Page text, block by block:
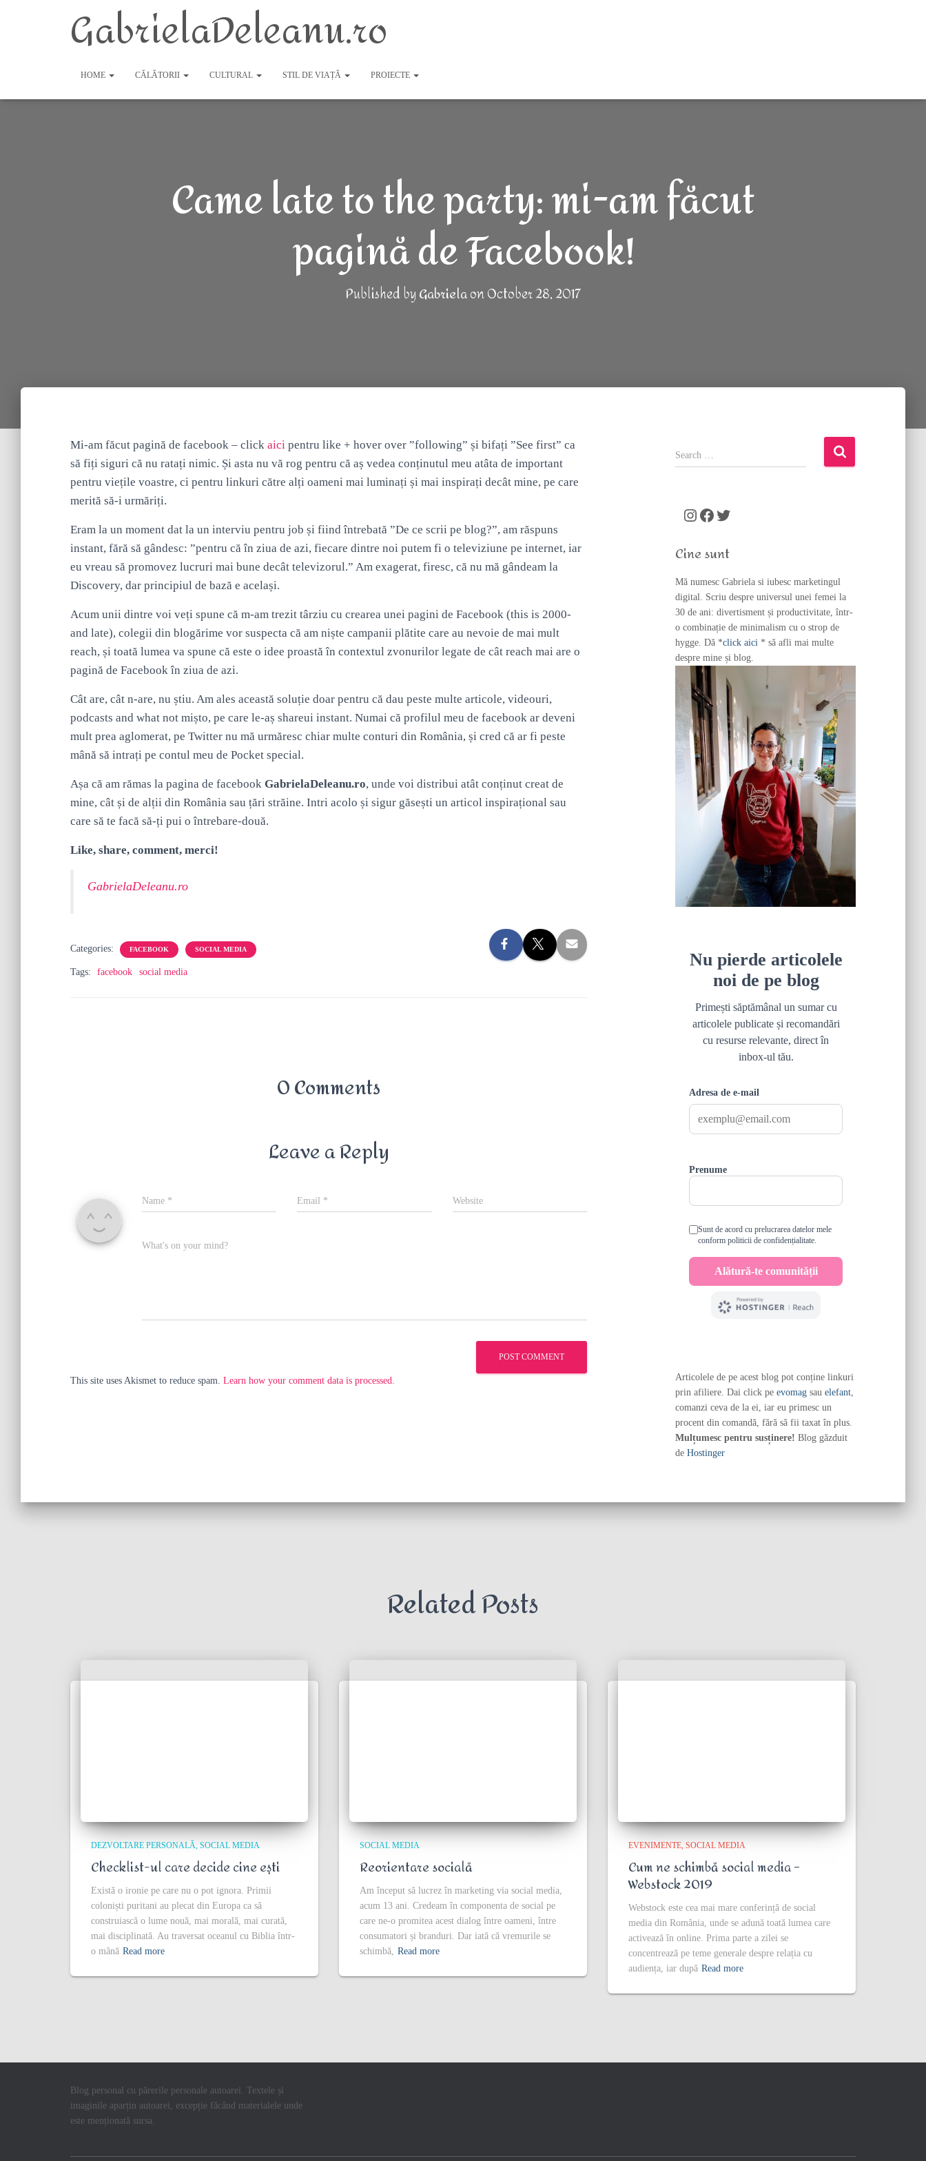
GabrielaDeleanu.ro
HOME CĂLĂTORII CULTURAL STIL DE VIAȚĂ PROIECTE
Came late to the party: mi-am făcut
pagină de Facebook!
Published byGabrielaonOctober 28, 2017
Mi-am făcut pagină de facebook – click aici pentru like + hover over ”following” și bifați ”See first” ca
să fiți siguri că nu ratați nimic. Și asta nu vă rog pentru că aș vedea conținutul meu atâta de important
pentru viețile voastre, ci pentru linkuri către alți oameni mai luminați și mai inspirați decât mine, pe care
merită să-i urmăriți.
Eram la un moment dat la un interviu pentru job și fiind întrebată ”De ce scrii pe blog?”, am răspuns
instant, fără să gândesc: ”pentru că în ziua de azi, fiecare dintre noi putem fi o televiziune pe internet, iar
eu vreau să promovez lucruri mai bune decât televizorul.” Am exagerat, firesc, că nu mă gândeam la
Discovery, dar principiul de bază e același.
Acum unii dintre voi veți spune că m-am trezit târziu cu crearea unei pagini de Facebook (this is 2000-
and late), colegii din blogărime vor suspecta că am niște campanii plătite care au nevoie de mai mult
reach, și toată lumea va spune că este o idee proastă în contextul zvonurilor legate de cât reach mai are o
pagină de Facebook în ziua de azi.
Cât are, cât n-are, nu știu. Am ales această soluție doar pentru că dau peste multe articole, videouri,
podcasts and what not mișto, pe care le-aș shareui instant. Numai că profilul meu de facebook ar deveni
mult prea aglomerat, pe Twitter nu mă urmăresc chiar multe conturi din România, și cred că ar fi peste
mână să intrați pe contul meu de Pocket special.
Așa că am rămas la pagina de facebook GabrielaDeleanu.ro, unde voi distribui atât conținut creat de
mine, cât și de alții din România sau țări străine. Intri acolo și sigur găsești un articol inspirațional sau
care să te facă să-ți pui o întrebare-două.
Like, share, comment, merci!
GabrielaDeleanu.ro
Categories: FACEBOOK SOCIAL MEDIA
Tags: facebook social media
0 Comments
Leave a Reply
Name * Email * Website
What's on your mind?
This site uses Akismet to reduce spam. Learn how your comment data is processed.
S
e
o
:
Instagram Facebook Twitter
Cine sunt
Mă numesc Gabriela si iubesc marketingul
digital. Scriu despre universul unei femei la
30 de ani: divertisment și productivitate, într-
o combinație de minimalism cu o strop de
hygge. Dă *click aici * să afli mai multe
despre mine și blog.
Articolele de pe acest blog pot conține linkuri
prin afiliere. Dai click pe evomagsau elefant,
comanzi ceva de la ei, iar eu primesc un
procent din comandă, fără să fii taxat în plus.
Mulțumesc pentru susținere! Blog găzduit
de Hostinger
Related Posts
DEZVOLTARE PERSONALĂ SOCIAL MEDIA
Checklist-ul care decide cine ești
Există o ironie pe care nu o pot ignora. Primii
coloniști puritani au plecat din Europa ca să
construiască o lume nouă, mai morală, mai curată,
mai disciplinată. Au traversat oceanul cu Biblia într-
o mână Read more
SOCIAL MEDIA
Reorientare socială
Am început să lucrez în marketing via social media,
acum 13 ani. Credeam în componenta de social pe
care ne-o promitea acest dialog între oameni, între
consumatori și branduri. Dar iată că vremurile se
schimbă, Read more
EVENIMENTE SOCIAL MEDIA
Cum ne schimbă social media –
Webstock 2019
Webstock este cea mai mare conferință de social
media din România, unde se adună toată lumea care
activează în online. Prima parte a zilei se
concentrează pe teme generale despre relația cu
audiența, iar după Read more
Blog personal cu părerile personale autoarei. Textele și
imaginile aparțin autoarei, excepție făcând materialele unde
este menționată sursa.